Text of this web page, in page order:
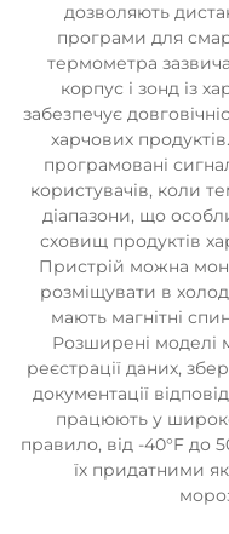
дозволяють
програми для
термометра
корпус і зонд із
забезпечує
харчових
програмовані
користувачів, коли
діапазони, що
сховищ продуктів
Пристрій можна
розміщувати в
мають магнітні
Розширені моделі
реєстрації даних,
документації
працюють у
правило, від -40°F до
їх придатними